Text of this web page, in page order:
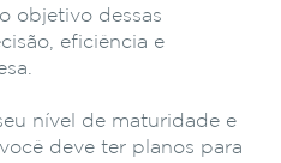
objetivo dessas
eficiência e
nível de maturidade e
deve ter planos para